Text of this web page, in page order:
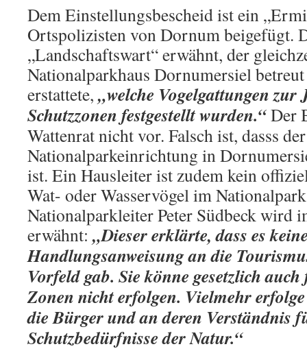
Dem Einstellungsbescheid ist ein
Ortspolizisten von Dornum beigefügt.
„Landschaftswart“ erwähnt, der
Nationalparkhaus Dornumersiel
erstattete,„welche Vogelgattungen zur
Schutzzonen festgestellt wurden.“Der
Wattenrat nicht vor. Falsch ist, dasss
Nationalparkeinrichtung in
ist. Ein Hausleiter ist zudem kein
Wat- oder Wasservögel im
Nationalparkleiter Peter Südbeck wird
erwähnt:„Dieser erklärte, dass es
Handlungsanweisung an die
Vorfeld gab. Sie könne gesetzlich
Zonen nicht erfolgen. Vielmehr
die Bürger und an deren Verständnis
Schutzbedürfnisse der Natur.“